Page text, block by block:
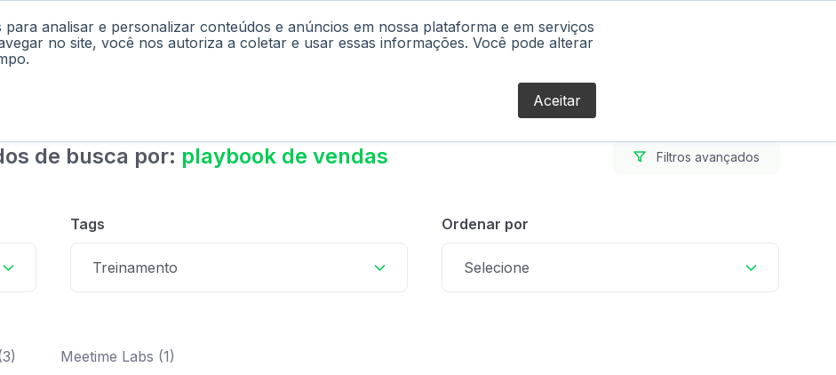
para analisar e personalizar conteúdos e anúncios em nossa plataforma e em serviços
no site, você nos autoriza a coletar e usar essas informações. Você pode alterar
Aceitar
Podcast Materiais Labs Falar com Consultor Blog
de busca por: playbook de vendas Filtros avançados
Tags
Treinamento
Ordenar por
Selecione
Meetime Labs (1)